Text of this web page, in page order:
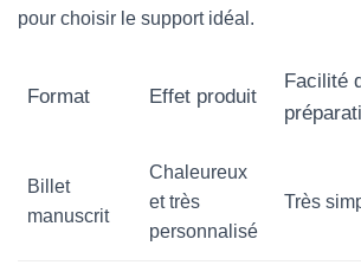
pour choisir le support idéal.
Format Effet produit
Facilité
Billet
manuscrit
Chaleureux
et très
personnalisé
Très